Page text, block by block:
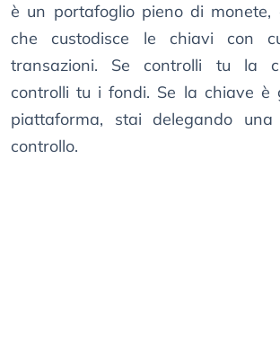
è un portafoglio pieno di monete,
che custodisce le chiavi con
transazioni. Se controlli tu la
controlli tu i fondi. Se la chiave è
piattaforma, stai delegando
controllo.